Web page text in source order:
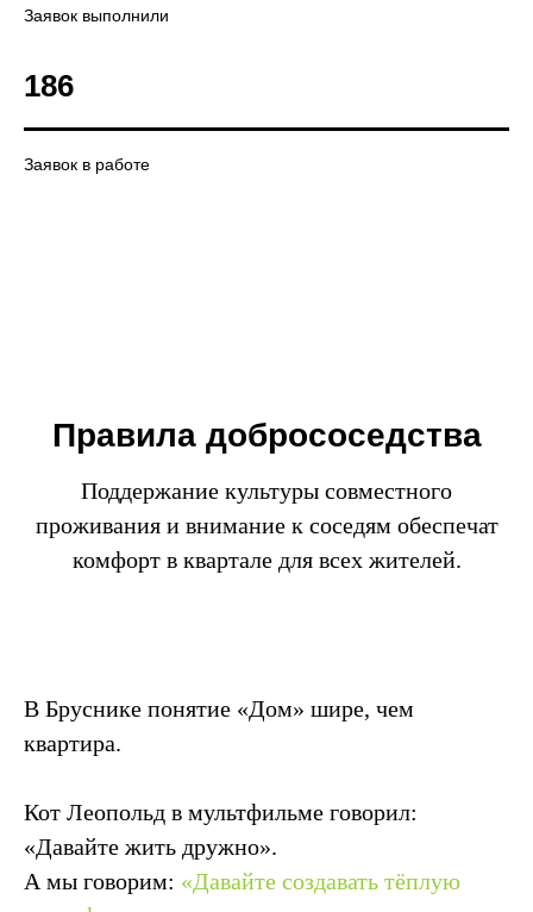
Заявок выполнили
186
Заявок в работе
Правила добрососедства
Поддержание культуры совместного
проживания и внимание к соседям обеспечат
комфорт в квартале для всех жителей.
В Бруснике понятие «Дом» шире, чем
квартира.
Кот Леопольд в мультфильме говорил:
«Давайте жить дружно».
А мы говорим: «Давайте создавать тёплую